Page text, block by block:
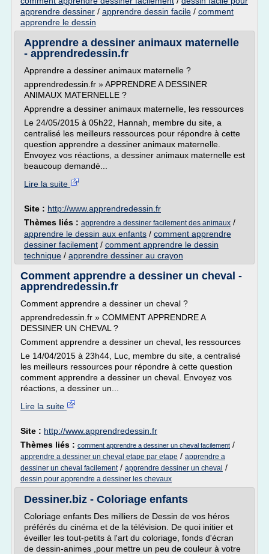
apprendre dessiner / apprendre dessin facile / comment
apprendre le dessin
Apprendre a dessiner animaux maternelle
- apprendredessin.fr
Apprendre a dessiner animaux maternelle ?
apprendredessin.fr » APPRENDRE A DESSINER
ANIMAUX MATERNELLE ?
Apprendre a dessiner animaux maternelle, les ressources
Le 24/05/2015 à 05h22, Hannah, membre du site, a
centralisé les meilleurs ressources pour répondre à cette
question apprendre a dessiner animaux maternelle.
Envoyez vos réactions, a dessiner animaux maternelle est
beaucoup demandé...
Lire la suite
Site : http://www.apprendredessin.fr
Thèmes liés : apprendre a dessiner facilement des animaux /
apprendre le dessin aux enfants / comment apprendre
dessiner facilement / comment apprendre le dessin
technique / apprendre dessiner au crayon
Comment apprendre a dessiner un cheval -
apprendredessin.fr
Comment apprendre a dessiner un cheval ?
apprendredessin.fr » COMMENT APPRENDRE A
DESSINER UN CHEVAL ?
Comment apprendre a dessiner un cheval, les ressources
Le 14/04/2015 à 23h44, Luc, membre du site, a centralisé
les meilleurs ressources pour répondre à cette question
comment apprendre a dessiner un cheval. Envoyez vos
réactions, a dessiner un...
Lire la suite
Site : http://www.apprendredessin.fr
Thèmes liés : comment apprendre a dessiner un cheval facilement /
apprendre a dessiner un cheval etape par etape / apprendre a
dessiner un cheval facilement/ apprendre dessiner un cheval /
dessin pour apprendre a dessiner les chevaux
Dessiner.biz - Coloriage enfants
Coloriage enfants Des milliers de Dessin de vos héros
préférés du cinéma et de la télévision. De quoi initier et
éveiller les tout-petits à l'art du coloriage, fonds d'écran
de dessin-animes ,pour mettre un peu de couleur à votre